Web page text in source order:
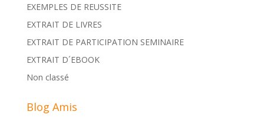
EXEMPLES DE REUSSITE
EXTRAIT DE LIVRES
EXTRAIT DE PARTICIPATION SEMINAIRE
EXTRAIT D´EBOOK
Non classé
Blog Amis